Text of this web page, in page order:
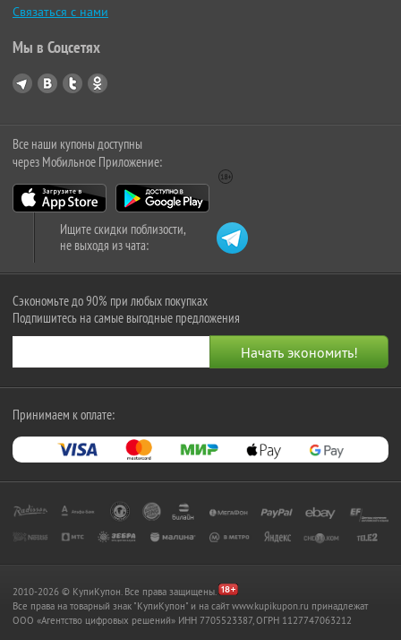
Связаться с нами
Мы в Соцсетях
Все наши купоны доступны
через Мобильное Приложение:
Ищите скидки поблизости,
не выходя из чата:
Сэкономьте до 90% при любых покупках
Подпишитесь на самые выгодные предложения
Принимаем к оплате:
2010-2026 © КупиКупон. Все права защищены.
Все права на товарный знак "КупиКупон" и на сайт www.kupikupon.ru принадлежат
OOO «Агентство цифровых решений» ИНН 7705523387, ОГРН 1127747063212